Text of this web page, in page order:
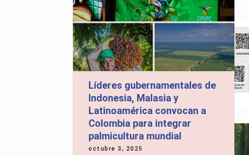
Líderes gubernamentales de
Indonesia, Malasia y
Latinoamérica convocan a
Colombia para integrar
palmicultura mundial
octubre 3, 2025